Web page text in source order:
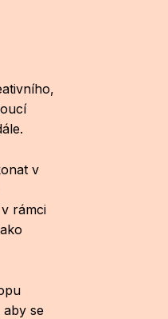
v
rámci
se